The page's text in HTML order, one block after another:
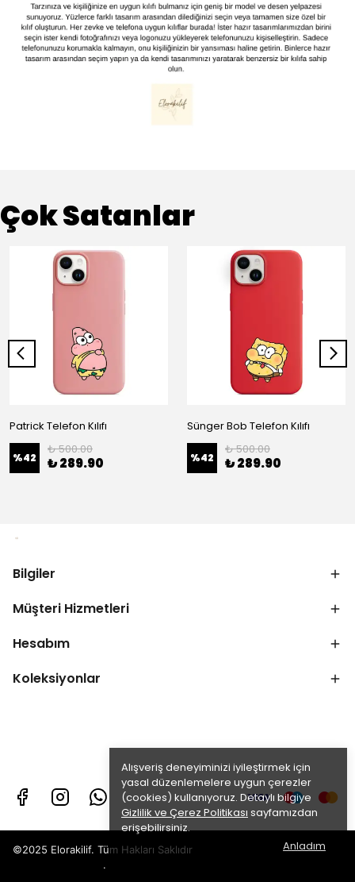
Alışveriş deneyiminizi iyileştirmek için
yasal düzenlemelere uygun çerezler
(cookies) kullanıyoruz. Detaylı bilgiye
Gizlilik ve Çerez Politikası sayfamızdan
erişebilirsiniz.
Anladım
Çok Satanlar
Patrick Telefon Kılıfı
%42
₺ 500.00
₺ 289.90
Sünger Bob Telefon Kılıfı
%42
₺ 500.00
₺ 289.90
Bilgiler
Müşteri Hizmetleri
Hesabım
Koleksiyonlar
©2025 Elorakilif. Tüm Hakları Saklıdır
.